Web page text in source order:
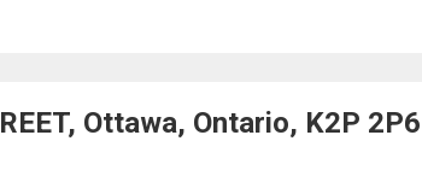
Ottawa, Ontario, K2P 2P6